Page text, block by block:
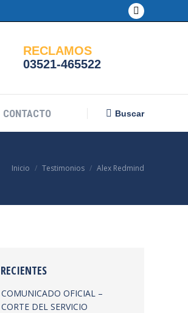
Facebook
window
RECLAMOS
03521-465522
CONTACTO Buscar:
Buscar
Estás aquí:
Inicio Testimonios Alex Redmind
COMUNICADO OFICIAL –
CORTE DEL SERVICIO